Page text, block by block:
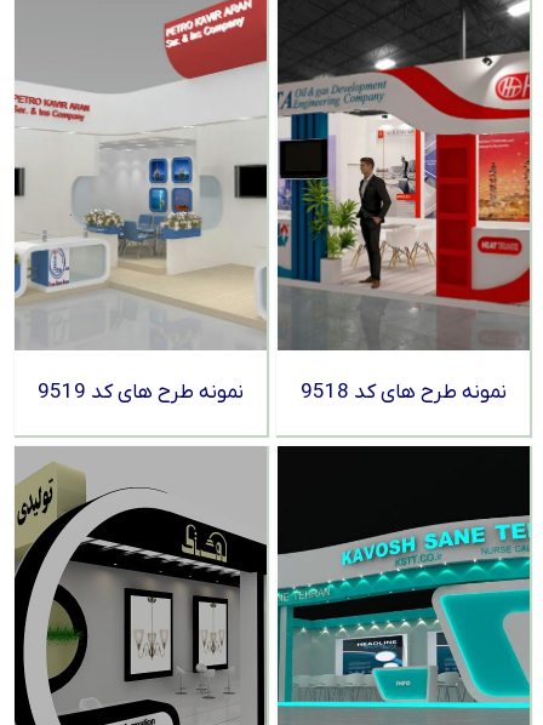
نمونه طرح های کد 9518 نمونه طرح های کد 9519